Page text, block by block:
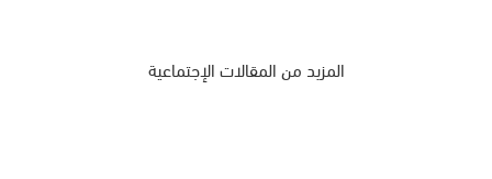
المزيد من المقالات الإجتماعية